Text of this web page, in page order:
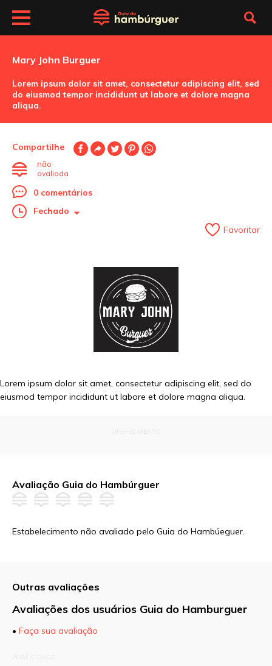
Mary John Burguer
Lorem ipsum dolor sit amet, consectetur adipiscing elit, sed
do eiusmod tempor incididunt ut labore et dolore magna
aliqua.
Compartilhe
não
avaliada
0 comentários
Fechado
Favoritar
Lorem ipsum dolor sit amet, consectetur adipiscing elit, sed do
eiusmod tempor incididunt ut labore et dolore magna aliqua.
Avaliação Guia do Hambúrguer
Estabelecimento não avaliado pelo Guia do Hambúeguer.
Outras avaliações
Avaliações dos usuários Guia do Hamburguer
• Faça sua avaliação